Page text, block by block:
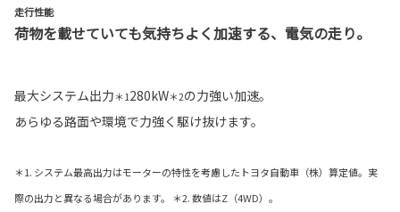
走行性能
荷物を載せていても気持ちよく加速する、電気の走り。
最大システム出力＊1280kW＊2の力強い加速。
あらゆる路面や環境で力強く駆け抜けます。
＊1. システム最高出力はモーターの特性を考慮したトヨタ自動車（株）算定値。実
際の出力と異なる場合があります。 ＊2. 数値はZ（4WD）。